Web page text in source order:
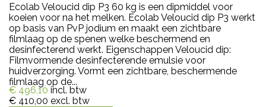
Ecolab Veloucid dip P3 60 kg is een dipmiddel voor
koeien voor na het melken. Ecolab Veloucid dip P3 werkt
op basis van PvP jodium en maakt een zichtbare
filmlaag op de spenen welke beschermend en
desinfecterend werkt. Eigenschappen Veloucid dip:
Filmvormende desinfecterende emulsie voor
huidverzorging. Vormt een zichtbare, beschermende
filmlaag op de...
€ 496,10 incl. btw
€ 410,00 excl. btw